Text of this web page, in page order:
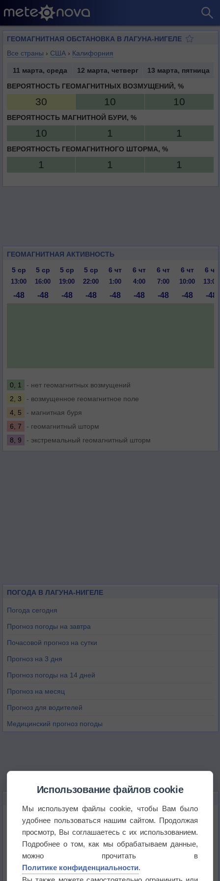
ГЕОМАГНИТНАЯ ОБСТАНОВКА В ЛАГУНА-НИГЕЛЕ
Все страны › США › Калифорния
11 марта, среда 12 марта, четверг
13 марта, пятница
ВЕРОЯТНОСТЬ ГЕОМАГНИТНЫХ ВОЗМУЩЕНИЙ, %
30 10 10
ВЕРОЯТНОСТЬ МАГНИТНОЙ БУРИ, %
10 1 1
ВЕРОЯТНОСТЬ ГЕОМАГНИТНОГО ШТОРМА, %
1 1 1
ГЕОМАГНИТНАЯ АКТИВНОСТЬ
5 ср
5 ср 5 ср 5 ср 6 чт 6 чт 6 чт 6 чт 6 чт
13:00 16:00 19:00 22:00 1:00 4:00 7:00 10:00 13:00
-48 -48 -48 -48 -48 -48 -48 -48 -48
0, 1
- нет геомагнитных возмущений
2, 3
- возмущенное геомагнитное поле
4, 5
- магнитная буря
6, 7
- геомагнитный шторм
8, 9
- экстремальный геомагнитный шторм
ПОГОДА В ЛАГУНА-НИГЕЛЕ
Погода сегодня
Прогноз погоды на завтра
Почасовой прогноз на сутки
Прогноз на 3 дня
Прогноз погоды на 14 дней
Прогноз на месяц
Прогноз для водителей
Медицинский прогноз погоды
Июль в России стал самым тёплым за всю
историю
В Центральной России наступают самые жаркие
Дневная температура воздуха в ОАЭ превысила
Использование файлов cookie
Мы используем файлы cookie, чтобы Вам было
удобнее пользоваться нашим сайтом. Продолжая
просмотр, Вы соглашаетесь с их использованием.
Подробнее о том, как мы обрабатываем данные,
можно прочитать в
Политике конфиденциальности.